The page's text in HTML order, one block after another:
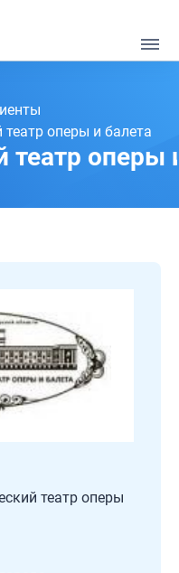
оперы и балета
оперы
театр оперы